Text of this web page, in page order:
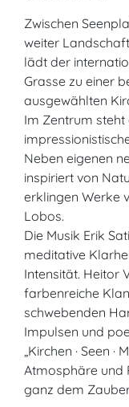
Zwischen
weiter
lädt der
Grasse zu einer
ausgewählten
Im Zentrum
Neben eigenen
inspiriert von
erklingen Werke
Lobos.
Die Musik Erik
meditative
Intensität. Heitor
farbenreiche
schwebenden
Impulsen und
„Kirchen · Seen
Atmosphäre und
ganz dem